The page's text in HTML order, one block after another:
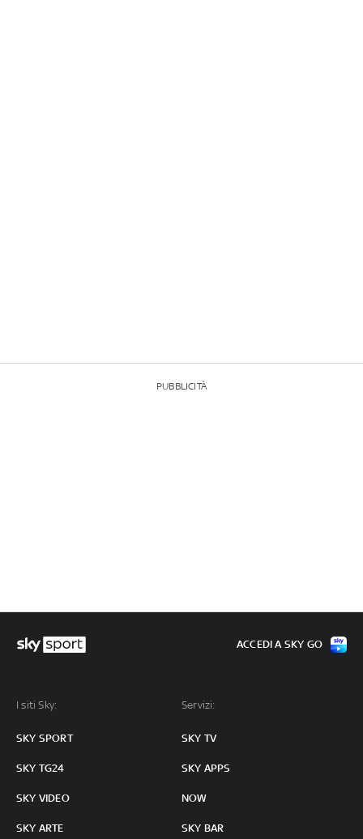
PUBBLICITÀ
I siti Sky:
SKY SPORT
SKY TG24
SKY VIDEO
SKY ARTE
Servizi:
SKY TV
SKY APPS
NOW
SKY BAR
ACCEDI A SKY GO